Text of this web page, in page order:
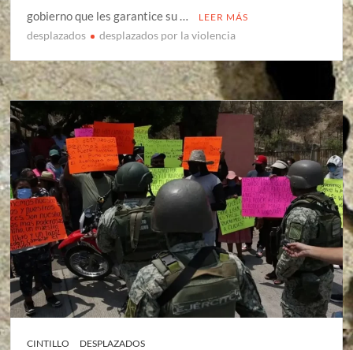
gobierno que les garantice su …
LEER MÁS
desplazados desplazados por la violencia
CINTILLO
DESPLAZADOS